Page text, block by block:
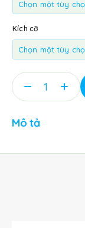
Kích cỡ
Mô tả